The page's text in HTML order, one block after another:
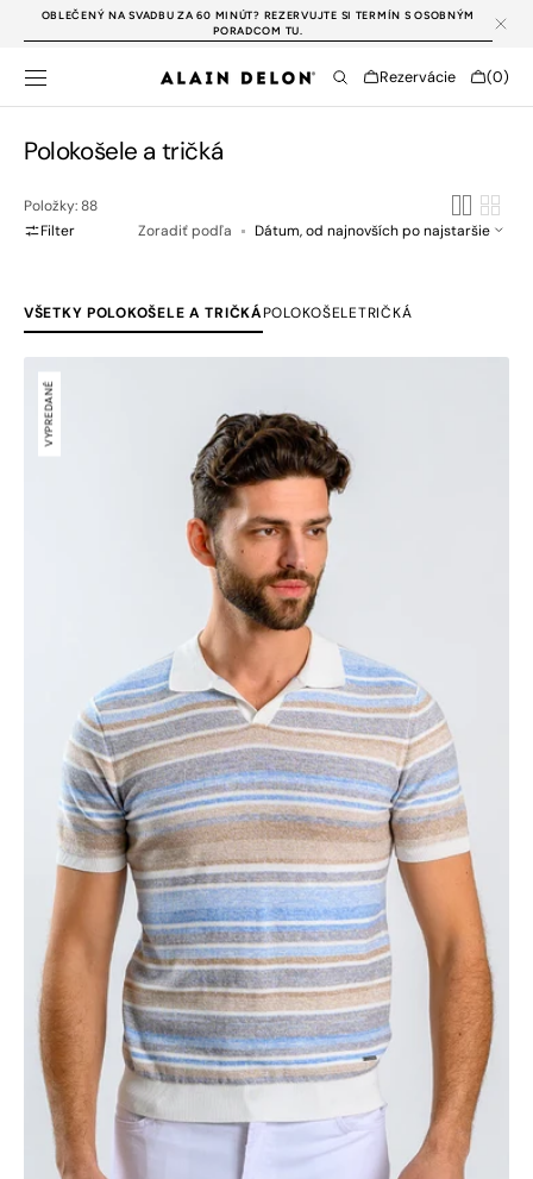
PREJSŤ NA
OBLEČENÝ NA SVADBU ZA 60 MINÚT? REZERVUJTE SI TERMÍN S OSOBNÝM
PORADCOM TU.
Rezervácie Cart
(0)
0
Kategória:
Polokošele a tričká
Položky: 88
Filter
Zoradiť podľa
VŠETKY POLOKOŠELE A TRIČKÁPOLOKOŠELETRIČKÁ
pásikavá
polokošeľa
VYPREDANÉ